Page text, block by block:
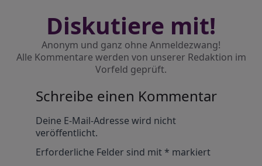
Diskutiere mit!
Anonym und ganz ohne Anmeldezwang!
Alle Kommentare werden von unserer Redaktion im
Vorfeld geprüft.
Schreibe einen Kommentar
Deine E-Mail-Adresse wird nicht
veröffentlicht.
Erforderliche Felder sind mit* markiert